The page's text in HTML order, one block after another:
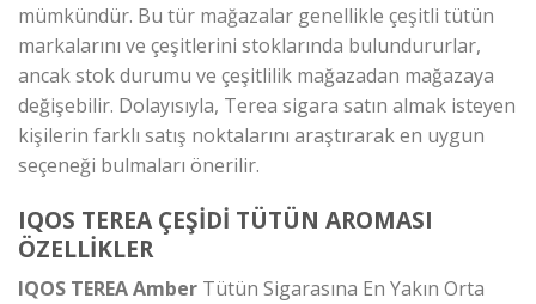
mümkündür. Bu tür mağazalar genellikle çeşitli tütün
markalarını ve çeşitlerini stoklarında bulundururlar,
ancak stok durumu ve çeşitlilik mağazadan mağazaya
değişebilir. Dolayısıyla, Terea sigara satın almak isteyen
kişilerin farklı satış noktalarını araştırarak en uygun
seçeneği bulmaları önerilir.
IQOS TEREA ÇEŞİDİ TÜTÜN AROMASI
ÖZELLİKLER
IQOS TEREA Amber Tütün Sigarasına En Yakın Orta